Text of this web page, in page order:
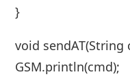
}
void sendAT(String
GSM.println(cmd);